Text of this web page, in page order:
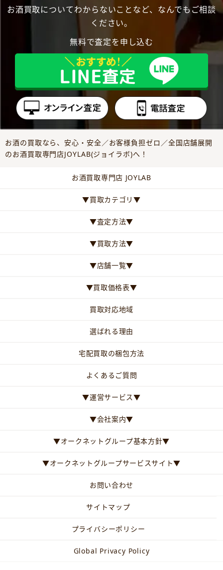
お酒買取についてわからないことなど、なんでもご相談
ください。
無料で査定を申し込む
お酒の買取なら、安心・安全／お客様負担ゼロ／全国店舗展開
のお酒買取専門店JOYLAB(ジョイラボ)へ！
お酒買取専門店 JOYLAB
▼買取カテゴリ▼
▼査定方法▼
▼買取方法▼
▼店舗一覧▼
▼買取価格表▼
買取対応地域
選ばれる理由
宅配買取の梱包方法
よくあるご質問
▼運営サービス▼
▼会社案内▼
▼オークネットグループ基本方針▼
▼オークネットグループサービスサイト▼
お問い合わせ
サイトマップ
プライバシーポリシー
Global Privacy Policy